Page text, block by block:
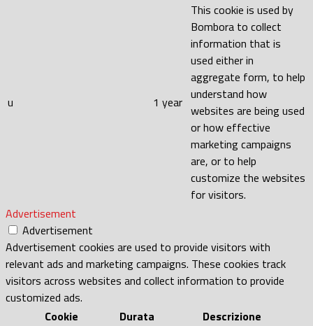
u 1 year
This cookie is used by
Bombora to collect
information that is
used either in
aggregate form, to help
understand how
websites are being used
or how effective
marketing campaigns
are, or to help
customize the websites
for visitors.
Advertisement
Advertisement
Advertisement cookies are used to provide visitors with
relevant ads and marketing campaigns. These cookies track
visitors across websites and collect information to provide
customized ads.
Cookie
Durata Descrizione